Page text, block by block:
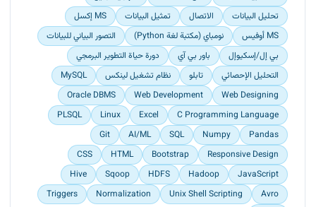
تحليل البيانات
الاتصال تمثيل البيانات
MS إكسل
MS أوفيس
نومباي (مكتبة لغة Python)
التصور البياني للبيانات
بي إل/إسكيوإل
باور بي آي
دورة حياة التطوير البرمجي
التحليل الإحصائي
تابلو نظام تشغيل لينكس
MySQL
Web Designing
Web Development
Oracle DBMS
C Programming Language
Excel
Linux
PLSQL
Pandas
Numpy
SQL
AI/ML
Git
Responsive Design
Bootstrap
HTML
CSS
JavaScript
Hadoop
HDFS
Sqoop
Hive
Avro
Unix Shell Scripting
Normalization
Triggers